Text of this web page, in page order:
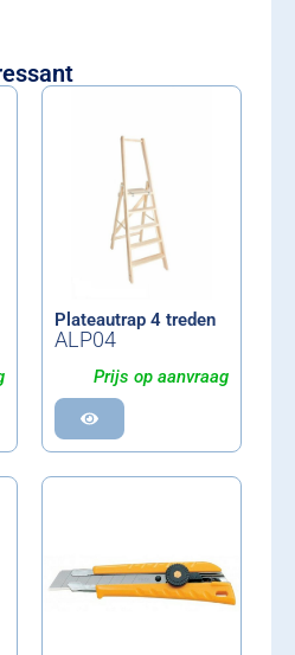
Plateautrap 4 treden
ALP04
Prijs op aanvraag